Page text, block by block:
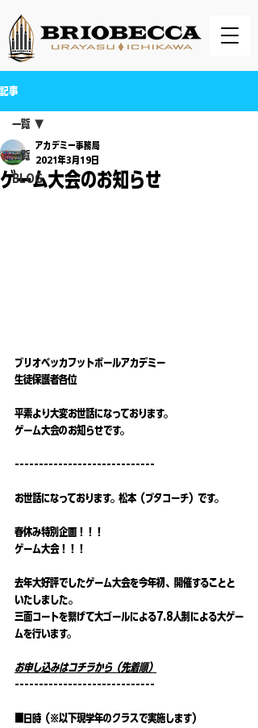
記事
一覧
BLOG
一覧
ゲーム大会のお知らせ
アカデミー事務局
2021年3月19日
ブリオベッカフットボールアカデミー
生徒保護者各位
平素より大変お世話になっております。
ゲーム大会のお知らせです。
-----------------------------
お世話になっております。松本（ブタコーチ）です。
春休み特別企画！！！
ゲーム大会！！！
去年大好評でしたゲーム大会を今年初、開催することと
いたしました。
三面コートを繋げて大ゴールによる7.8人制による大ゲー
ムを行います。
お申し込みはコチラから（先着順）
-----------------------------
■日時（※以下現学年のクラスで実施します）